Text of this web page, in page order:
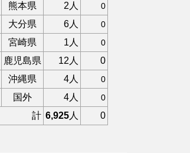
熊本県 2人 0
大分県 6人 0
宮崎県 1人 0
鹿児島県 12人
0
沖縄県 4人 0
国外 4人 0
計 6,925人 0